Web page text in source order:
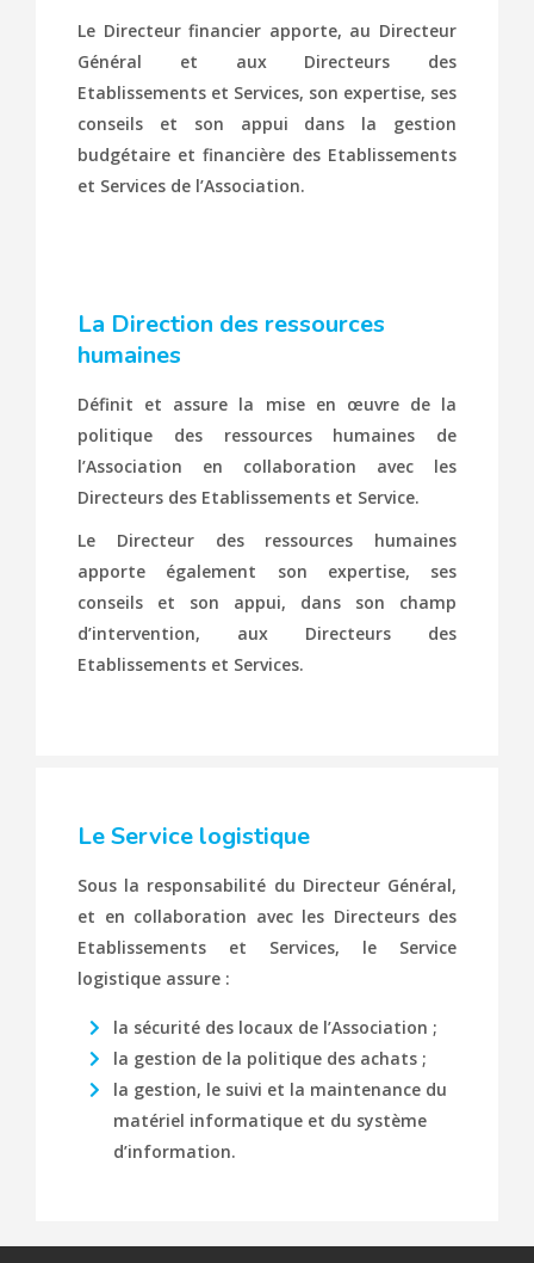
Le Directeur financier apporte, au Directeur
Général et aux Directeurs des
Etablissements et Services, son expertise, ses
conseils et son appui dans la gestion
budgétaire et financière des Etablissements
et Services de l’Association.
La Direction des ressources
humaines
Définit et assure la mise en œuvre de la
politique des ressources humaines de
l’Association en collaboration avec les
Directeurs des Etablissements et Service.
Le Directeur des ressources humaines
apporte également son expertise, ses
conseils et son appui, dans son champ
d’intervention, aux Directeurs des
Etablissements et Services.
Le Service logistique
Sous la responsabilité du Directeur Général,
et en collaboration avec les Directeurs des
Etablissements et Services, le Service
logistique assure :
la sécurité des locaux de l’Association ;
la gestion de la politique des achats ;
la gestion, le suivi et la maintenance du
matériel informatique et du système
d’information.